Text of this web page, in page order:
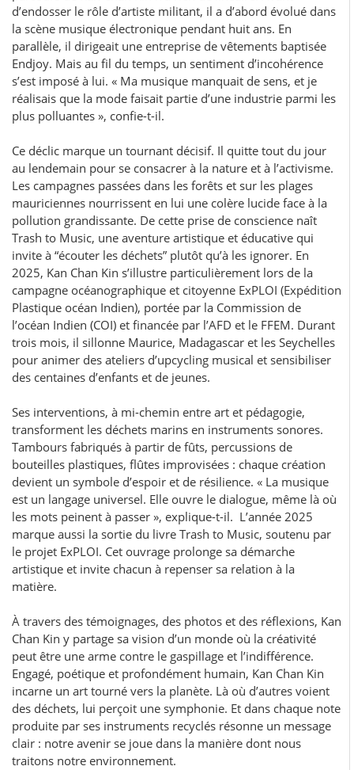
d’endosser le rôle d’artiste militant, il a d’abord évolué dans
la scène musique électronique pendant huit ans. En
parallèle, il dirigeait une entreprise de vêtements baptisée
Endjoy. Mais au fil du temps, un sentiment d’incohérence
s’est imposé à lui. « Ma musique manquait de sens, et je
réalisais que la mode faisait partie d’une industrie parmi les
plus polluantes », confie-t-il.
Ce déclic marque un tournant décisif. Il quitte tout du jour
au lendemain pour se consacrer à la nature et à l’activisme.
Les campagnes passées dans les forêts et sur les plages
mauriciennes nourrissent en lui une colère lucide face à la
pollution grandissante. De cette prise de conscience naît
Trash to Music, une aventure artistique et éducative qui
invite à “écouter les déchets” plutôt qu’à les ignorer. En
2025, Kan Chan Kin s’illustre particulièrement lors de la
campagne océanographique et citoyenne ExPLOI (Expédition
Plastique océan Indien), portée par la Commission de
l’océan Indien (COI) et financée par l’AFD et le FFEM. Durant
trois mois, il sillonne Maurice, Madagascar et les Seychelles
pour animer des ateliers d’upcycling musical et sensibiliser
des centaines d’enfants et de jeunes.
Ses interventions, à mi-chemin entre art et pédagogie,
transforment les déchets marins en instruments sonores.
Tambours fabriqués à partir de fûts, percussions de
bouteilles plastiques, flûtes improvisées : chaque création
devient un symbole d’espoir et de résilience. « La musique
est un langage universel. Elle ouvre le dialogue, même là où
les mots peinent à passer », explique-t-il. L’année 2025
marque aussi la sortie du livre Trash to Music, soutenu par
le projet ExPLOI. Cet ouvrage prolonge sa démarche
artistique et invite chacun à repenser sa relation à la
matière.
À travers des témoignages, des photos et des réflexions, Kan
Chan Kin y partage sa vision d’un monde où la créativité
peut être une arme contre le gaspillage et l’indifférence.
Engagé, poétique et profondément humain, Kan Chan Kin
incarne un art tourné vers la planète. Là où d’autres voient
des déchets, lui perçoit une symphonie. Et dans chaque note
produite par ses instruments recyclés résonne un message
clair : notre avenir se joue dans la manière dont nous
traitons notre environnement.